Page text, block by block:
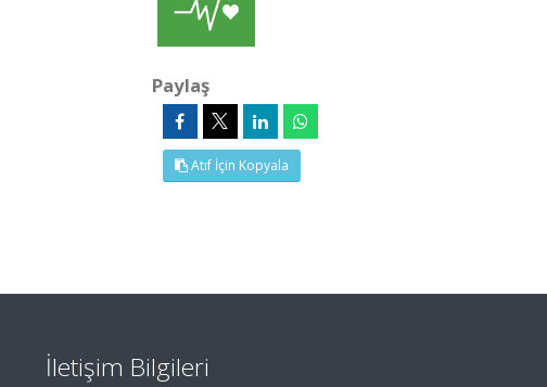
Paylaş
Atıf İçin Kopyala
İletişim Bilgileri